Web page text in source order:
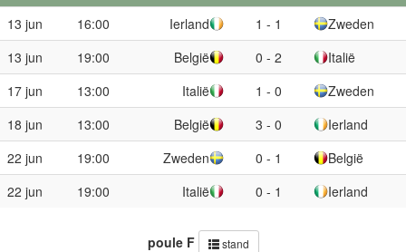
13 jun
16:00 Ierland 1 - 1
Zweden
13 jun
19:00 België 0 - 2
Italië
17 jun
13:00 Italië 1 - 0
Zweden
18 jun
13:00 België 3 - 0
Ierland
22 jun
19:00 Zweden 0 - 1
België
22 jun
19:00 Italië 0 - 1 Ierland
poule F stand